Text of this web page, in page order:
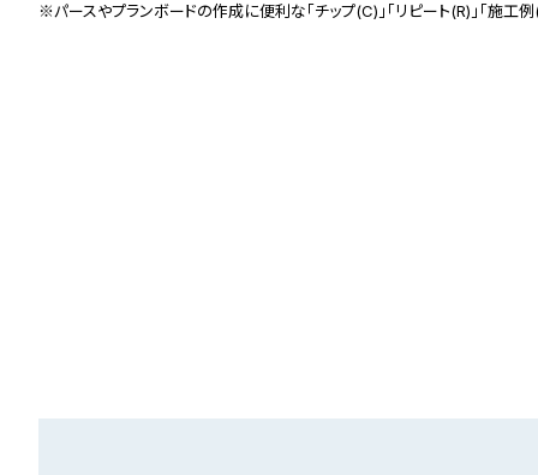
※パースやプランボードの作成に便利な「チップ(C)」「リピート(R)」「施工